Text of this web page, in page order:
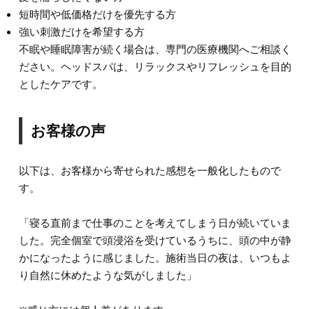
短時間や低価格だけを優先する方
強い刺激だけを希望する方
不眠や睡眠障害が続く場合は、専門の医療機関へご相談く
ださい。ヘッドスパは、リラックスやリフレッシュを目的
としたケアです。
お客様の声
以下は、お客様から寄せられた感想を一般化したもので
す。
「寝る直前まで仕事のことを考えてしまう日が続いていま
した。完全個室で頭浸浴を受けているうちに、頭の中が静
かになったように感じました。施術当日の夜は、いつもよ
り自然に休めたような気がしました」